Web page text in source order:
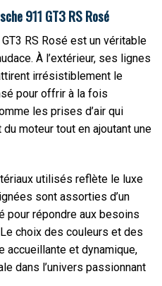
911 GT3 RS Rosé
RS Rosé est un véritable
À l’extérieur, ses lignes
irrésistiblement le
pour offrir à la fois
les prises d’air qui
moteur tout en ajoutant une
utilisés reflète le luxe
sont assorties d’un
pour répondre aux besoins
choix des couleurs et des
accueillante et dynamique,
dans l’univers passionnant